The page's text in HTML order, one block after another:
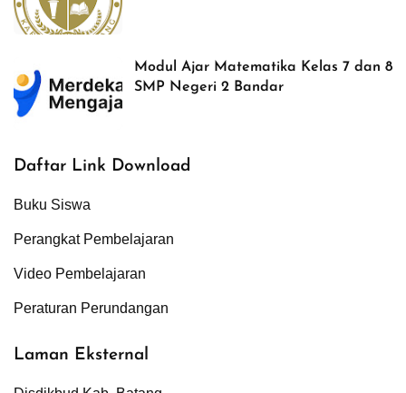
Modul Ajar Matematika Kelas 7 dan 8
SMP Negeri 2 Bandar
Daftar Link Download
Buku Siswa
Perangkat Pembelajaran
Video Pembelajaran
Peraturan Perundangan
Laman Eksternal